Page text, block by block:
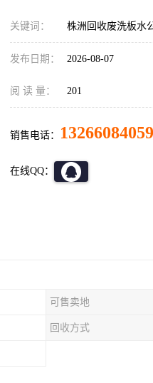
关键词： 株洲回收废洗板水
发布日期： 2026-08-07
阅 读 量： 201
销售电话： 13266084059
在线QQ：
可售卖地
回收方式